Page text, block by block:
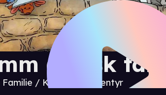
(norsk
/ Komedie / Eventyr